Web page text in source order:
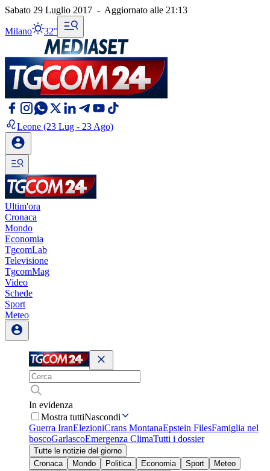
Sabato 29 Luglio 2017 - Aggiornato alle 21:13
Milano 32°
Leone (23 Lug - 23 Ago)
Ultim'ora
Cronaca
Mondo
Economia
TgcomLab
Televisione
TgcomMag
Video
Schede
Sport
Meteo
In evidenza
Mostra tuttiNascondi
Guerra IranElezioniCrans MontanaEpstein FilesFamiglia nel
boscoGarlascoEmergenza ClimaTutti i dossier
Tutte le notizie del giorno
Cronaca
Mondo Politica Economia Sport
Meteo